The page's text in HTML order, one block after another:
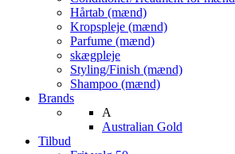
Hårtab (mænd)
Kropspleje (mænd)
Parfume (mænd)
skægpleje
Styling/Finish (mænd)
Shampoo (mænd)
Brands
A
Australian Gold
Tilbud